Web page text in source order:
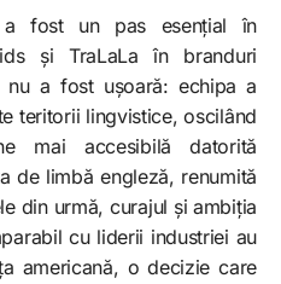
a fost un pas esențial în
și TraLaLa în branduri
nu a fost ușoară: echipa a
teritorii lingvistice, oscilând
mai accesibilă datorită
de limbă engleză, renumită
din urmă, curajul și ambiția
cu liderii industriei au
americană, o decizie care